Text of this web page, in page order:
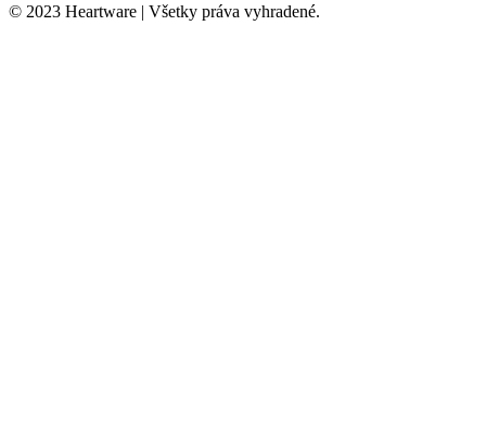
© 2023 Heartware | Všetky práva vyhradené.